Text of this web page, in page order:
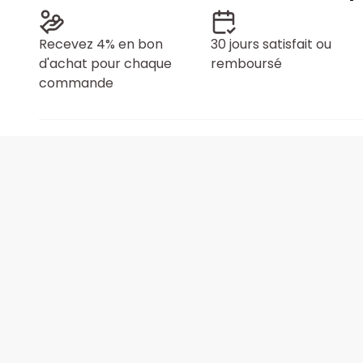
Recevez 4% en bon
d'achat pour chaque
commande
30 jours satisfait ou
remboursé